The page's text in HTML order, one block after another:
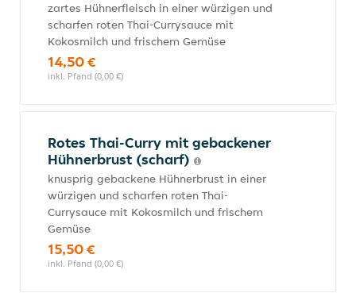
zartes Hühnerfleisch in einer würzigen und
scharfen roten Thai-Currysauce mit
Kokosmilch und frischem Gemüse
14,50 €
inkl. Pfand (0,00 €)
Rotes Thai-Curry mit gebackener
Hühnerbrust (scharf)
knusprig gebackene Hühnerbrust in einer
würzigen und scharfen roten Thai-
Currysauce mit Kokosmilch und frischem
Gemüse
15,50 €
inkl. Pfand (0,00 €)